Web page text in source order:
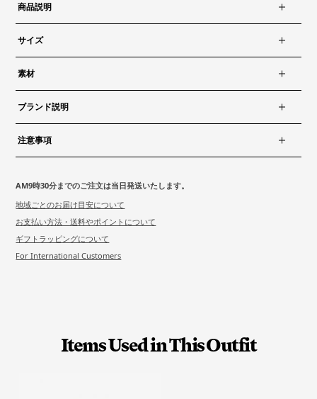
商品説明
サイズ
素材
ブランド説明
注意事項
AM9時30分までのご注文は当日発送いたします。
地域ごとのお届け目安について
お支払い方法・送料やポイントについて
ギフトラッピングについて
For International Customers
Items Used in This Outfit